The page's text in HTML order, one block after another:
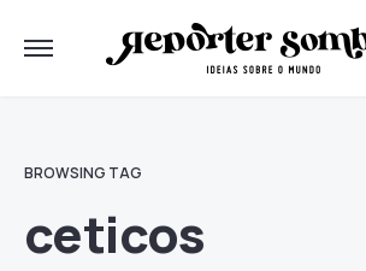
BROWSING TAG
ceticos